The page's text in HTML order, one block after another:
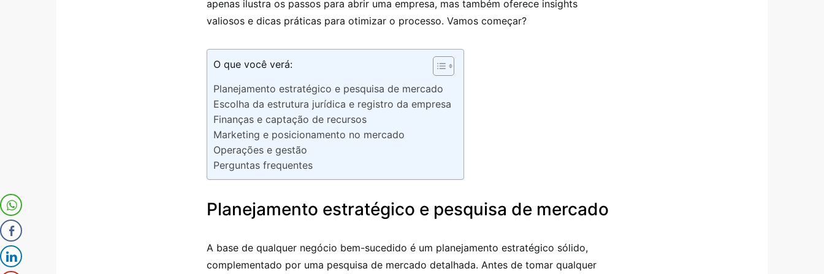
apenas ilustra os passos para abrir uma empresa, mas também oferece insights
valiosos e dicas práticas para otimizar o processo. Vamos começar?
O que você verá:
Planejamento estratégico e pesquisa de mercado
Escolha da estrutura jurídica e registro da empresa
Finanças e captação de recursos
Marketing e posicionamento no mercado
Operações e gestão
Perguntas frequentes
Planejamento estratégico e pesquisa de mercado
A base de qualquer negócio bem-sucedido é um planejamento estratégico sólido,
complementado por uma pesquisa de mercado detalhada. Antes de tomar qualquer